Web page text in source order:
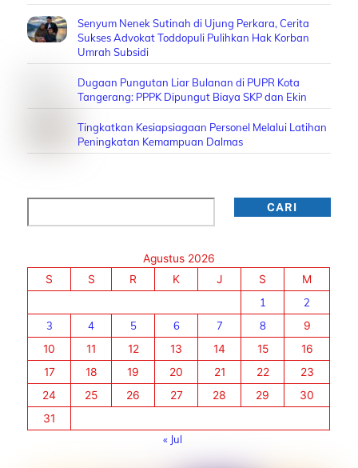
Senyum Nenek Sutinah di Ujung Perkara, Cerita
Sukses Advokat Toddopuli Pulihkan Hak Korban
Umrah Subsidi
Dugaan Pungutan Liar Bulanan di PUPR Kota
Tangerang: PPPK Dipungut Biaya SKP dan Ekin
Tingkatkan Kesiapsiagaan Personel Melalui Latihan
Peningkatan Kemampuan Dalmas
CARI
Agustus 2026
S
S R K J S
M
1
2
3
4 5 6 7 8
9
10
11 12 13 14 15
16
17
18 19 20 21 22
23
24
25 26 27 28 29
30
31
« Jul